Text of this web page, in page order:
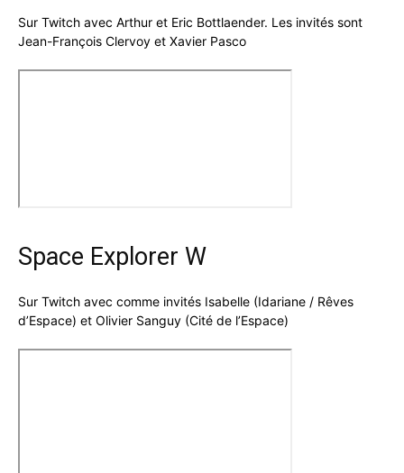
Sur Twitch avec Arthur et Eric Bottlaender. Les invités sont
Jean-François Clervoy et Xavier Pasco
Space Explorer W
Sur Twitch avec comme invités Isabelle (Idariane / Rêves
d’Espace) et Olivier Sanguy (Cité de l’Espace)